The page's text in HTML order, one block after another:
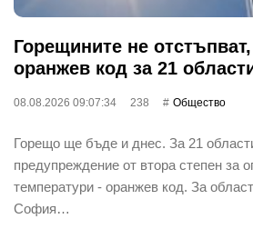
Горещините не
оранжев код за 21
08.08.2026 09:07:34 238 Общество
Горещо ще бъде и днес. За 21
предупреждение от втора степен за
температури - оранжев код. За
София…